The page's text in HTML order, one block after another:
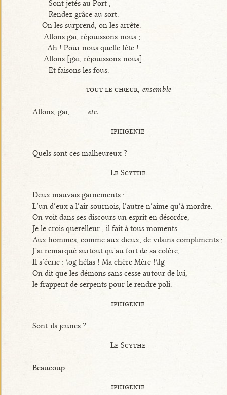
Sont jetés au Port ;
Rendez grâce au sort.
On les surprend, on les arrête.
Allons gai, réjouissons-nous ;
Ah ! Pour nous quelle fête !
Allons [gai, réjouissons-nous]
Et faisons les fous.
tout le chœur, ensemble
Allons, gai, etc.
iphigenie
Quels sont ces malheureux ?
Le Scythe
Deux mauvais garnements :
L’un d’eux a l’air sournois, l’autre n’aime qu’à mordre.
On voit dans ses discours un esprit en désordre,
Je le crois querelleur ; il fait à tous moments
Aux hommes, comme aux dieux, de vilains compliments ;
J’ai remarqué surtout qu’au fort de sa colère,
Il s’écrie : \og hélas ! Ma chère Mère !\fg
On dit que les démons sans cesse autour de lui,
le frappent de serpents pour le rendre poli.
iphigenie
Sont-ils jeunes ?
Le Scythe
Beaucoup.
iphigenie